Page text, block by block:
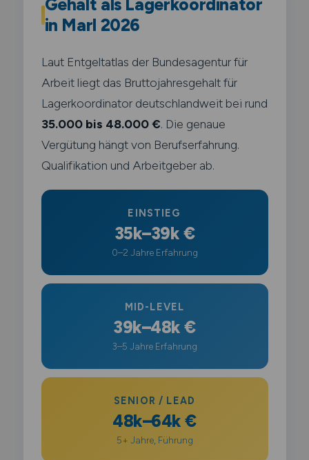
Gehalt als Lagerkoordinator
in Marl 2026
Laut Entgeltatlas der Bundesagentur für
Arbeit liegt das Bruttojahresgehalt für
Lagerkoordinator deutschlandweit bei rund
35.000 bis 48.000 €. Die genaue
Vergütung hängt von Berufserfahrung.
Qualifikation und Arbeitgeber ab.
EINSTIEG
35k–39k €
0–2 Jahre Erfahrung
MID-LEVEL
39k–48k €
3–5 Jahre Erfahrung
SENIOR / LEAD
48k–64k €
5+ Jahre, Führung